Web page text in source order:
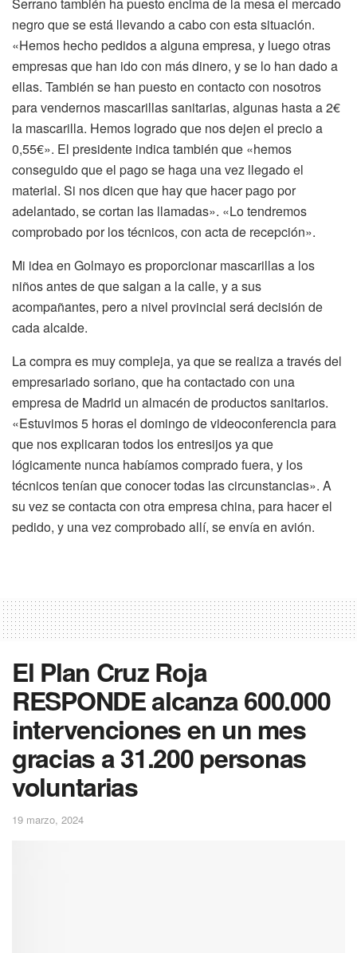
Serrano también ha puesto encima de la mesa el mercado
negro que se está llevando a cabo con esta situación.
«Hemos hecho pedidos a alguna empresa, y luego otras
empresas que han ido con más dinero, y se lo han dado a
ellas. También se han puesto en contacto con nosotros
para vendernos mascarillas sanitarias, algunas hasta a 2€
la mascarilla. Hemos logrado que nos dejen el precio a
0,55€». El presidente indica también que «hemos
conseguido que el pago se haga una vez llegado el
material. Si nos dicen que hay que hacer pago por
adelantado, se cortan las llamadas». «Lo tendremos
comprobado por los técnicos, con acta de recepción».
Mi idea en Golmayo es proporcionar mascarillas a los
niños antes de que salgan a la calle, y a sus
acompañantes, pero a nivel provincial será decisión de
cada alcalde.
La compra es muy compleja, ya que se realiza a través del
empresariado soriano, que ha contactado con una
empresa de Madrid un almacén de productos sanitarios.
«Estuvimos 5 horas el domingo de videoconferencia para
que nos explicaran todos los entresijos ya que
lógicamente nunca habíamos comprado fuera, y los
técnicos tenían que conocer todas las circunstancias». A
su vez se contacta con otra empresa china, para hacer el
pedido, y una vez comprobado allí, se envía en avión.
El Plan Cruz Roja
RESPONDE alcanza 600.000
intervenciones en un mes
gracias a 31.200 personas
voluntarias
19 marzo, 2024